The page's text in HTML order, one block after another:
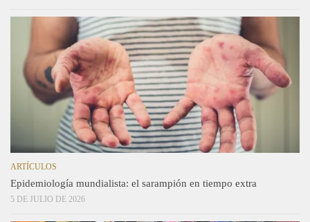
ARTÍCULOS
Epidemiología mundialista: el sarampión en tiempo extra
5 DE JULIO DE 2026